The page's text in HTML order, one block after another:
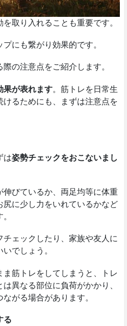
取り入れることも重要です。
にも繋がり効果的です。
の注意点をご紹介します。
果が表れます。筋トレを日常生
るためにも、まずは注意点を
は姿勢チェックをおこないまし
伸びているか、両足均等に体重
尻に少し力をいれているかなど
ェックしたり、家族や友人に
でしょう。
筋トレをしてしまうと、トレ
異なる部位に負荷がかかり、
がる場合があります。
る